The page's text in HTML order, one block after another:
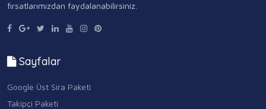
fırsatlarımızdan faydalanabilirsiniz.
Sayfalar
Google Üst Sira Paketi
Takipçi Paketi